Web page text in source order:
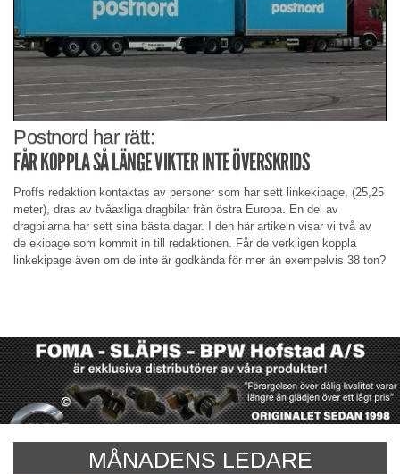
Postnord har rätt:
FÅR KOPPLA SÅ LÄNGE VIKTER INTE ÖVERSKRIDS
Proffs redaktion kontaktas av personer som har sett linkekipage, (25,25
meter), dras av tvåaxliga dragbilar från östra Europa. En del av
dragbilarna har sett sina bästa dagar. I den här artikeln visar vi två av
de ekipage som kommit in till redaktionen. Får de verkligen koppla
linkekipage även om de inte är godkända för mer än exempelvis 38 ton?
MÅNADENS LEDARE